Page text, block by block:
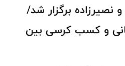
نصیرزاده برگزار شد/
و کسب کرسی بین